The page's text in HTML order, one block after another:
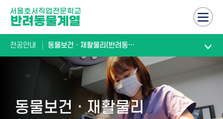
전공안내 동물보건ㆍ재활물리(반려동물관리전공)
동물보건ㆍ재활물리